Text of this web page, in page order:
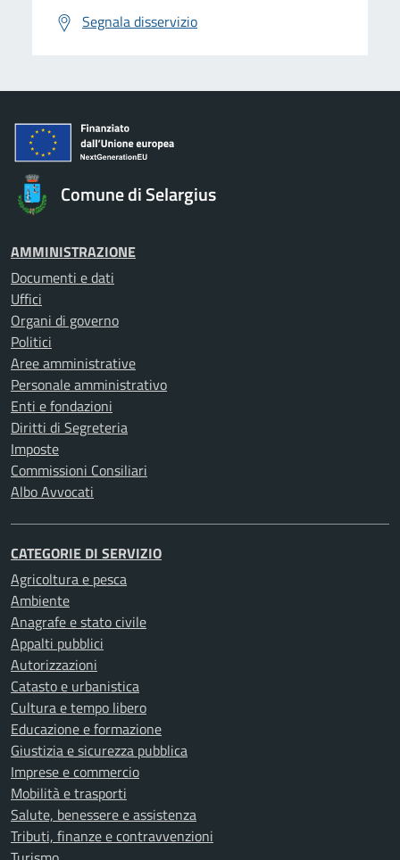
Segnala disservizio
Comune di Selargius
AMMINISTRAZIONE
Documenti e dati
Uffici
Organi di governo
Politici
Aree amministrative
Personale amministrativo
Enti e fondazioni
Diritti di Segreteria
Imposte
Commissioni Consiliari
Albo Avvocati
CATEGORIE DI SERVIZIO
Agricoltura e pesca
Ambiente
Anagrafe e stato civile
Appalti pubblici
Autorizzazioni
Catasto e urbanistica
Cultura e tempo libero
Educazione e formazione
Giustizia e sicurezza pubblica
Imprese e commercio
Mobilità e trasporti
Salute, benessere e assistenza
Tributi, finanze e contravvenzioni